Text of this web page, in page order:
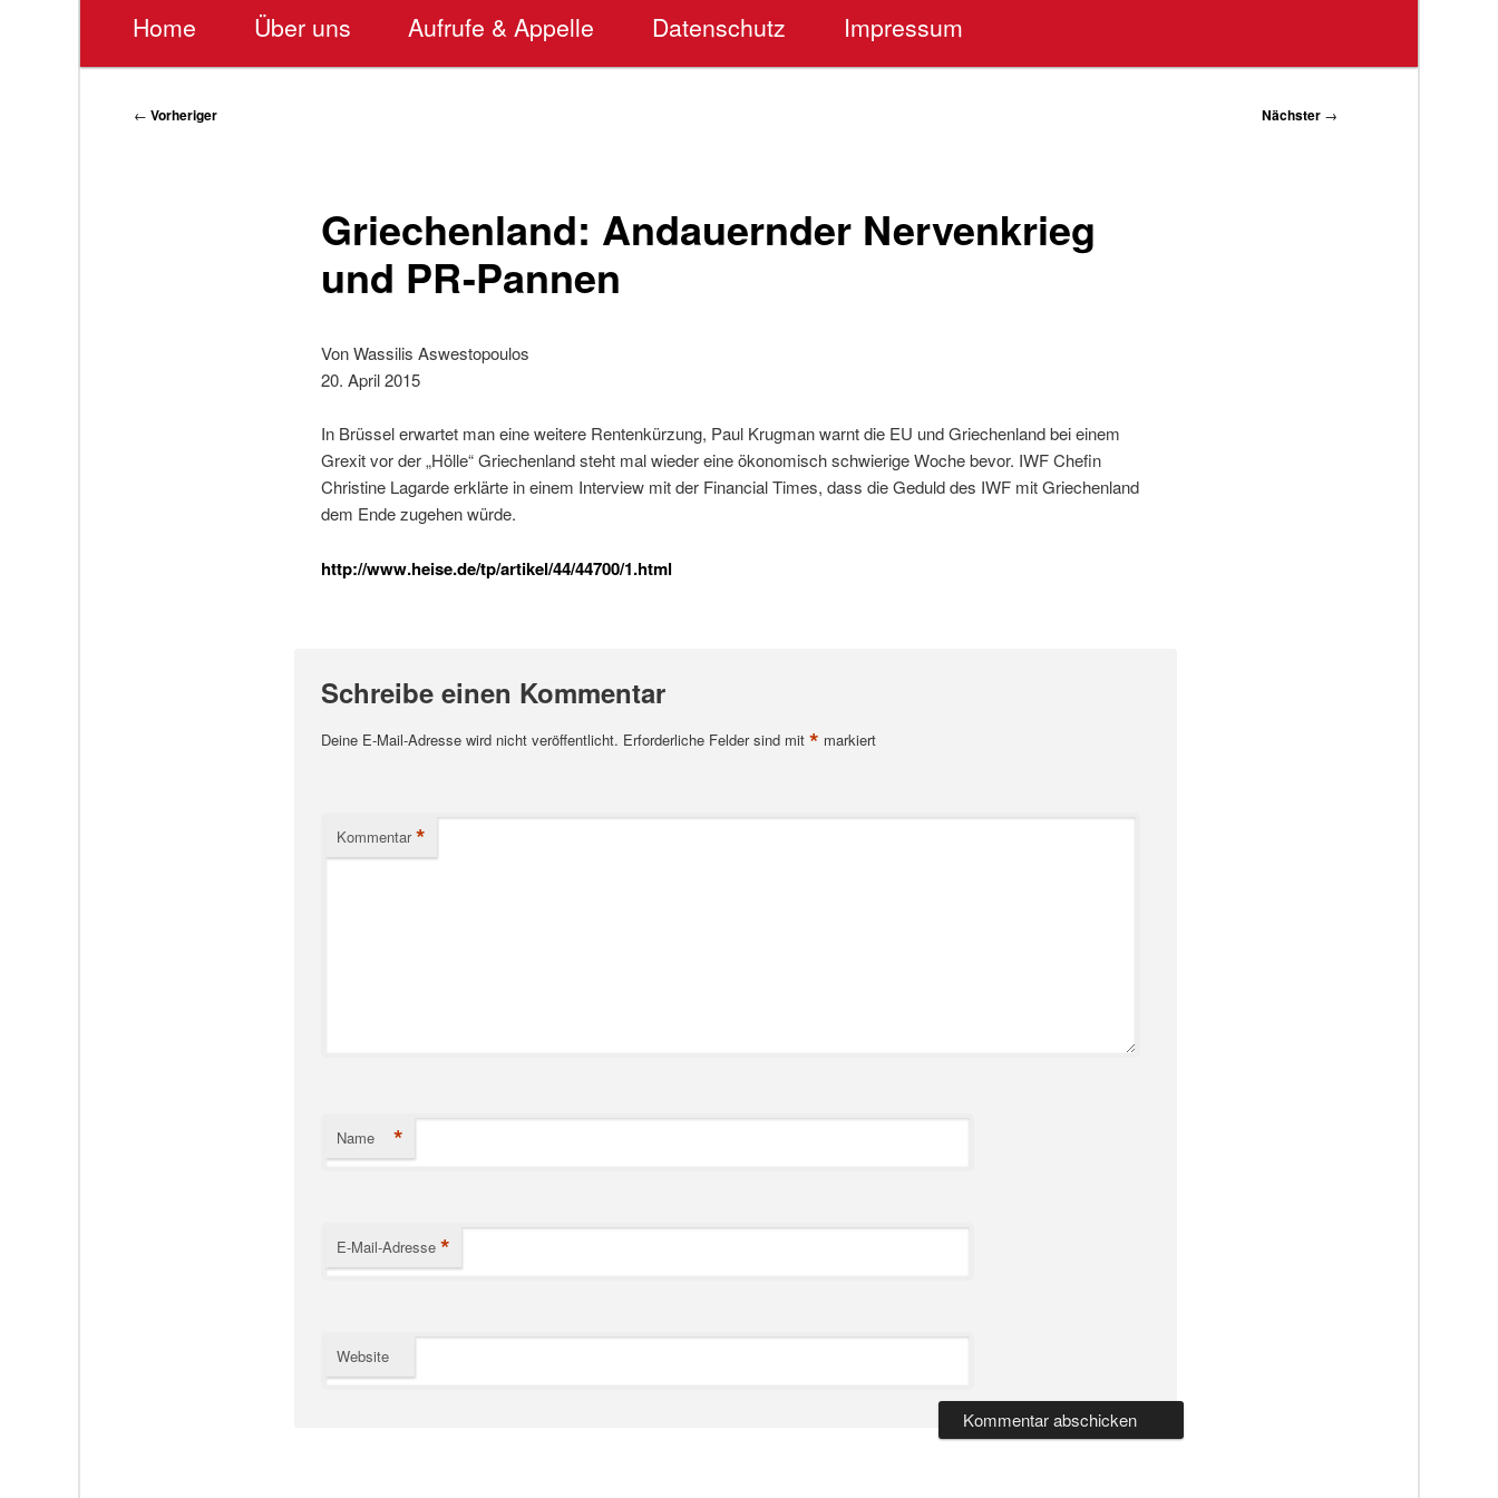
Home Über uns Aufrufe & Appelle Datenschutz Impressum
Beitragsnavigation
← Vorheriger Nächster →
Griechenland: Andauernder Nervenkrieg
und PR-Pannen
Von Wassilis Aswestopoulos
20. April 2015
In Brüssel erwartet man eine weitere Rentenkürzung, Paul Krugman warnt die EU und Griechenland bei einem
Grexit vor der „Hölle“ Griechenland steht mal wieder eine ökonomisch schwierige Woche bevor. IWF Chefin
Christine Lagarde erklärte in einem Interview mit der Financial Times, dass die Geduld des IWF mit Griechenland
dem Ende zugehen würde.
http://www.heise.de/tp/artikel/44/44700/1.html
Schreibe einen Kommentar
Deine E-Mail-Adresse wird nicht veröffentlicht. Erforderliche Felder sind mit * markiert
Kommentar *
Name *
E-Mail-Adresse *
Website